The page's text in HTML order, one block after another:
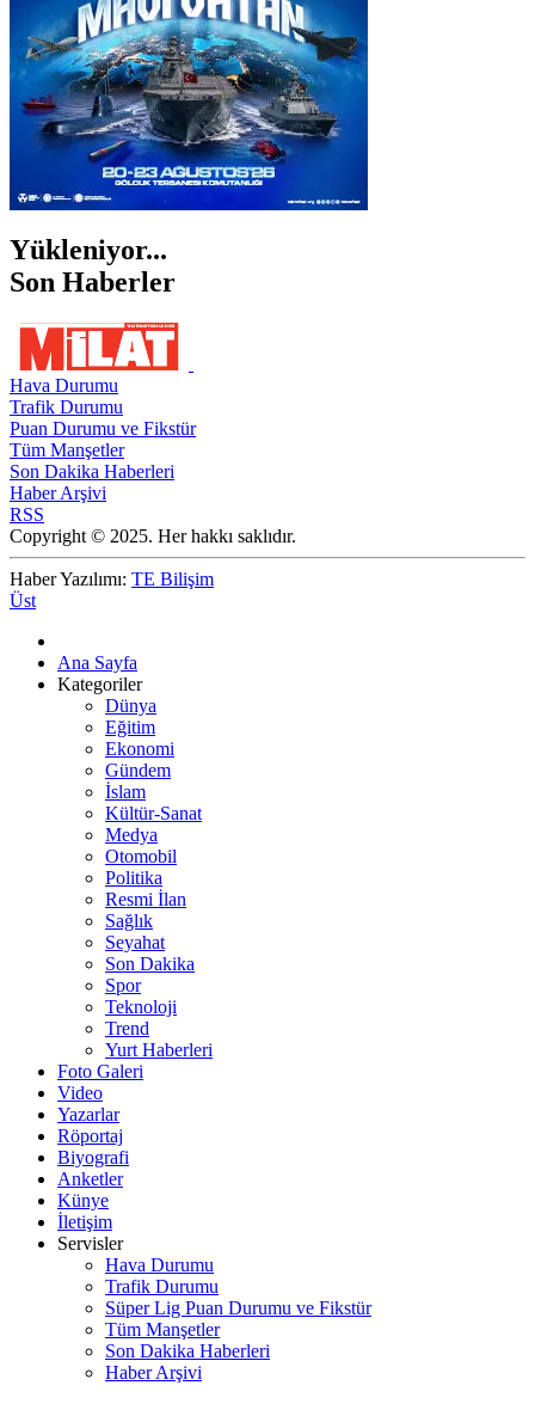
Yükleniyor...
Son Haberler
Hava Durumu
Trafik Durumu
Puan Durumu ve Fikstür
Tüm Manşetler
Son Dakika Haberleri
Haber Arşivi
RSS
Copyright © 2025. Her hakkı saklıdır.
Haber Yazılımı: TE Bilişim
Üst
Ana Sayfa
Kategoriler
Dünya
Eğitim
Ekonomi
Gündem
İslam
Kültür-Sanat
Medya
Otomobil
Politika
Resmi İlan
Sağlık
Seyahat
Son Dakika
Spor
Teknoloji
Trend
Yurt Haberleri
Foto Galeri
Video
Yazarlar
Röportaj
Biyografi
Anketler
Künye
İletişim
Servisler
Hava Durumu
Trafik Durumu
Süper Lig Puan Durumu ve Fikstür
Tüm Manşetler
Son Dakika Haberleri
Haber Arşivi